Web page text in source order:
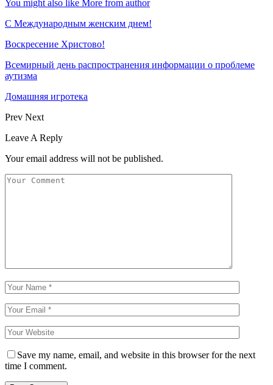
You might also like More from author
С Международным женским днем!
Воскресение Xристово!
Всемирный день распространения информации о проблеме
аутизма
Домашняя игротека
Prev Next
Leave A Reply
Your email address will not be published.
Save my name, email, and website in this browser for the next
time I comment.